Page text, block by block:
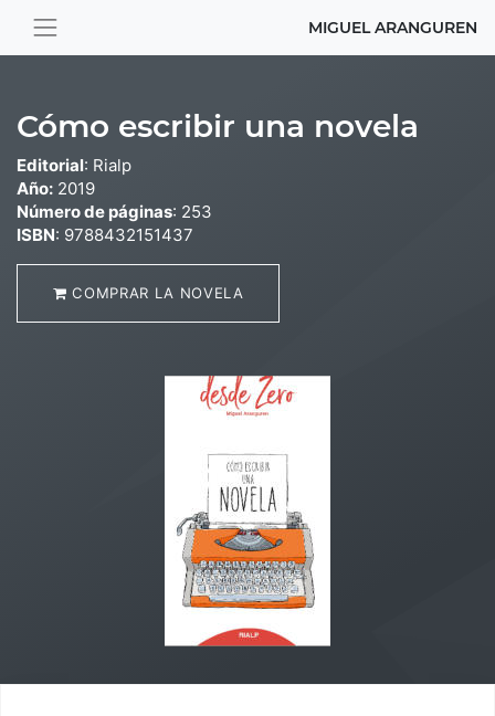
MIGUEL ARANGUREN
Cómo escribir una novela
Editorial: Rialp
Año: 2019
Número de páginas: 253
ISBN: 9788432151437
COMPRAR LA NOVELA